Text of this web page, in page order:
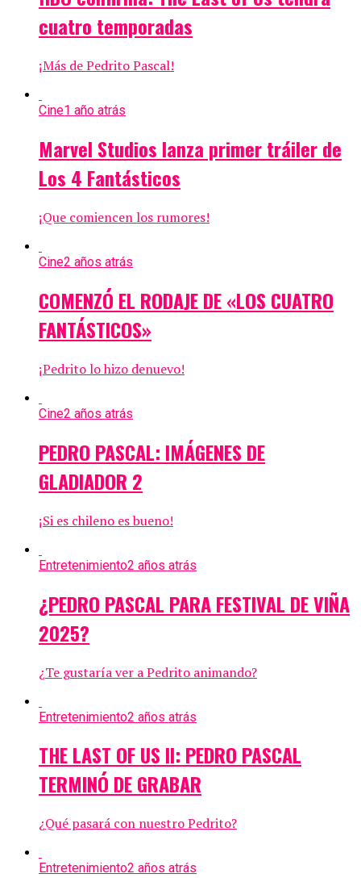
cuatro temporadas
¡Más de Pedrito Pascal!
Cine1 año atrás
Marvel Studios lanza primer tráiler de
Los 4 Fantásticos
¡Que comiencen los rumores!
Cine2 años atrás
COMENZÓ EL RODAJE DE «LOS CUATRO
FANTÁSTICOS»
¡Pedrito lo hizo denuevo!
Cine2 años atrás
PEDRO PASCAL: IMÁGENES DE
GLADIADOR 2
¡Si es chileno es bueno!
Entretenimiento2 años atrás
¿PEDRO PASCAL PARA FESTIVAL DE VIÑA
2025?
¿Te gustaría ver a Pedrito animando?
Entretenimiento2 años atrás
THE LAST OF US II: PEDRO PASCAL
TERMINÓ DE GRABAR
¿Qué pasará con nuestro Pedrito?
Entretenimiento2 años atrás